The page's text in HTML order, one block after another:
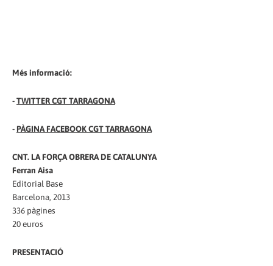
Més informació:
-TWITTER CGT TARRAGONA
- PÀGINA FACEBOOK CGT TARRAGONA
CNT. LA FORÇA OBRERA DE CATALUNYA
Ferran Aisa
Editorial Base
Barcelona, 2013
336 pàgines
20 euros
PRESENTACIÓ